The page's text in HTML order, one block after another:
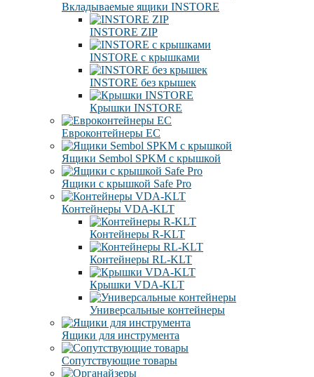
Вкладываемые ящики INSTORE
INSTORE ZIP
INSTORE с крышками
INSTORE без крышек
Крышки INSTORE
Евроконтейнеры ЕC
Ящики Sembol SPKM с крышкой
Ящики с крышкой Safe Pro
Контейнеры VDA-KLT
Контейнеры R-KLT
Контейнеры RL-KLT
Крышки VDA-KLT
Универсальные контейнеры
Ящики для инструмента
Сопутствующие товары